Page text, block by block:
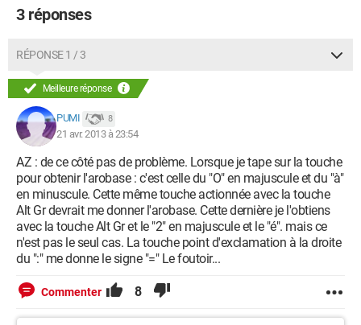
3 réponses
RÉPONSE 1 / 3
Meilleure réponse
PUMI 8
21 avr. 2013 à 23:54
AZ : de ce côté pas de problème. Lorsque je tape sur la touche
pour obtenir l'arobase : c'est celle du "O" en majuscule et du "à"
en minuscule. Cette même touche actionnée avec la touche
Alt Gr devrait me donner l'arobase. Cette dernière je l'obtiens
avec la touche Alt Gr et le "2" en majuscule et le "é". mais ce
n'est pas le seul cas. La touche point d'exclamation à la droite
du ":" me donne le signe "=" Le foutoir...
Commenter 8